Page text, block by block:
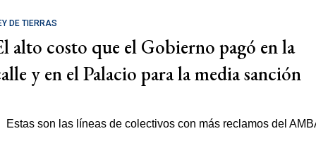
DE TIERRAS
alto costo que el Gobierno pagó en la
y en el Palacio para la media sanción